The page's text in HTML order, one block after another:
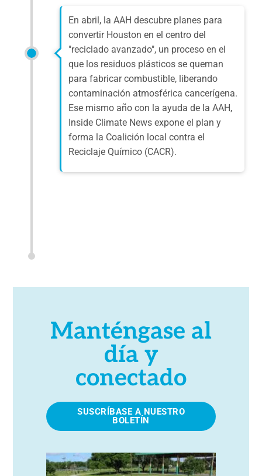
En abril, la AAH descubre planes para
convertir Houston en el centro del
"reciclado avanzado", un proceso en el
que los residuos plásticos se queman
para fabricar combustible, liberando
contaminación atmosférica cancerígena.
Ese mismo año con la ayuda de la AAH,
Inside Climate News expone el plan y
forma la Coalición local contra el
Reciclaje Químico (CACR).
Manténgase al
día y
conectado
SUSCRÍBASE A NUESTRO
BOLETÍN